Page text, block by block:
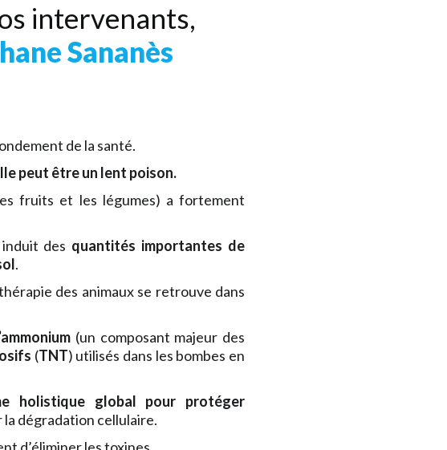
intervenants,
Sananès
de la santé.
peut être un lent poison.
fruits et les légumes) a fortement
induit des quantités importantes de
.
des animaux se retrouve dans
(un composant majeur des
(TNT) utilisés dans les bombes en
holistique global pour protéger
dégradation cellulaire.